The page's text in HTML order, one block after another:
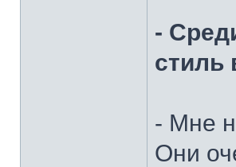
-
стиль
- Мне
Они